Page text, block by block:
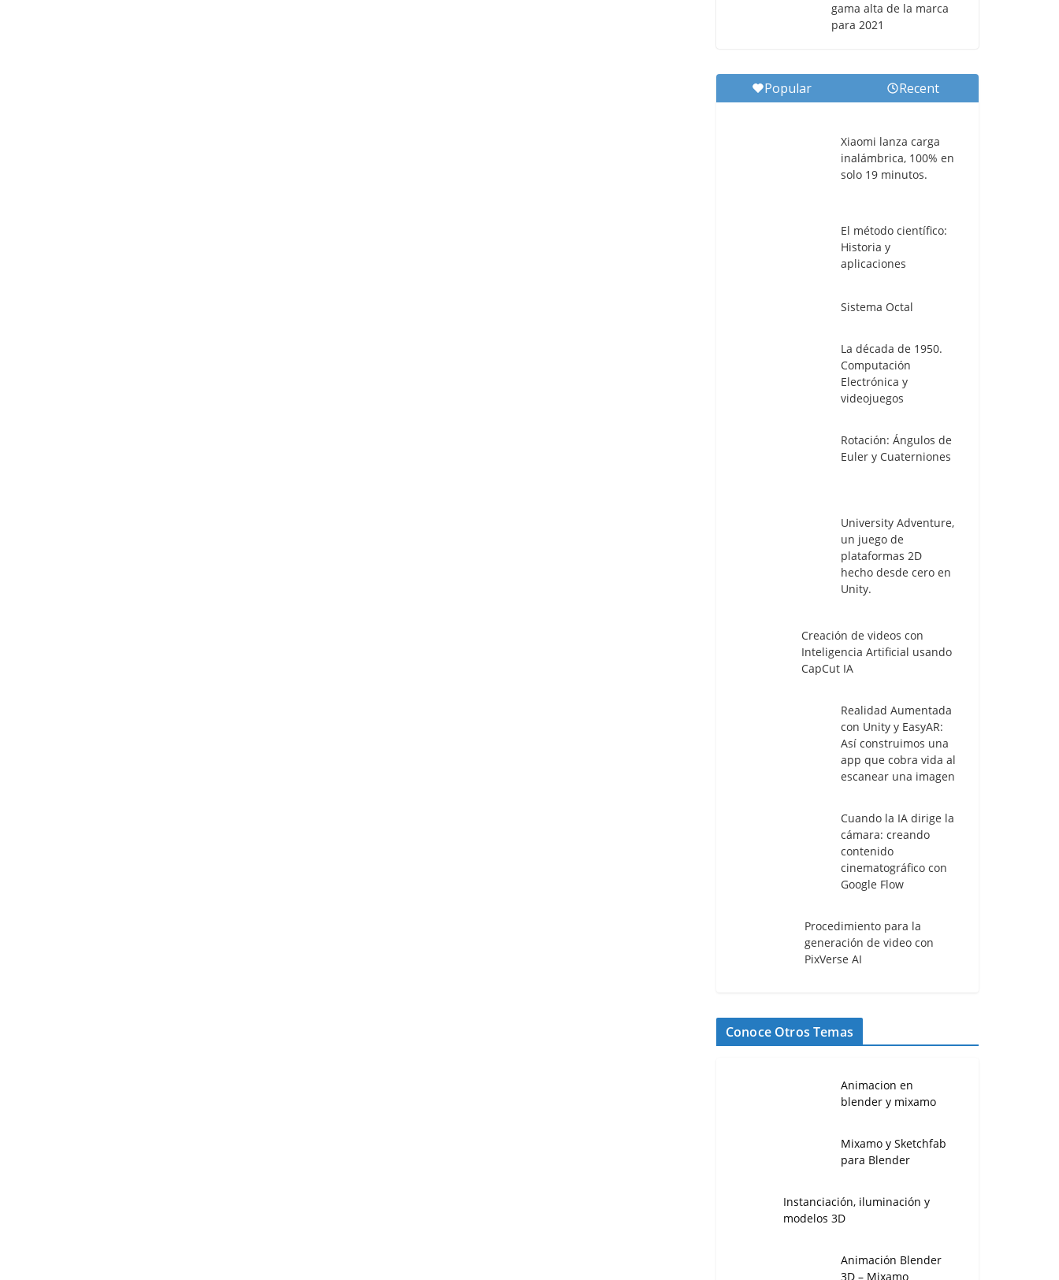
gama alta de la marca
para 2021
Popular Recent
Xiaomi lanza carga
inalámbrica, 100% en
solo 19 minutos.
El método científico:
Historia y
aplicaciones
Sistema Octal
La década de 1950.
Computación
Electrónica y
videojuegos
Rotación: Ángulos de
Euler y Cuaterniones
University Adventure,
un juego de
plataformas 2D
hecho desde cero en
Unity.
Creación de videos con
Inteligencia Artificial usando
CapCut IA
Realidad Aumentada
con Unity y EasyAR:
Así construimos una
app que cobra vida al
escanear una imagen
Cuando la IA dirige la
cámara: creando
contenido
cinematográfico con
Google Flow
Procedimiento para la
generación de video con
PixVerse AI
Conoce Otros Temas
Animacion en
blender y mixamo
Mixamo y Sketchfab
para Blender
Instanciación, iluminación y
modelos 3D
Animación Blender
3D – Mixamo